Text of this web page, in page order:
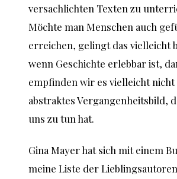
versachlichten Texten zu
Möchte man Menschen auch
erreichen, gelingt das vielleicht
wenn Geschichte erlebbar ist,
empfinden wir es vielleicht
abstraktes Vergangenheitsbild,
uns zu tun hat.
Gina Mayer hat sich mit einem
meine Liste der